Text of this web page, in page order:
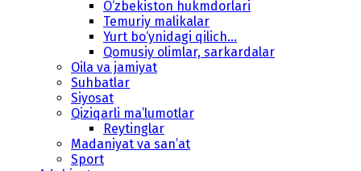
O‘zbekiston hukmdorlari
Temuriy malikalar
Yurt bo‘ynidagi qilich...
Qomusiy olimlar, sarkardalar
Oila va jamiyat
Suhbatlar
Siyosat
Qiziqarli ma’lumotlar
Reytinglar
Madaniyat va san’at
Sport